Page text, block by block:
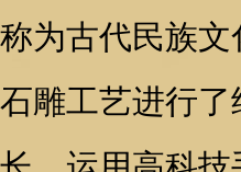
为古代民族
雕工艺进行